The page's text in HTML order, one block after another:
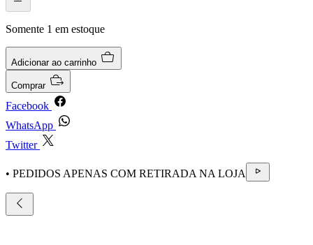
Somente 1 em estoque
Adicionar ao carrinho
Comprar
Facebook
WhatsApp
Twitter
• PEDIDOS APENAS COM RETIRADA NA LOJA